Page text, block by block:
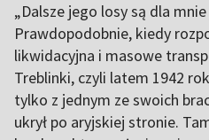
„Dalsze jego losy są dla
Prawdopodobnie, kiedy
likwidacyjna i masowe
Treblinki, czyli latem 1942
tylko z jednym ze swoich
ukrył po aryjskiej stronie.